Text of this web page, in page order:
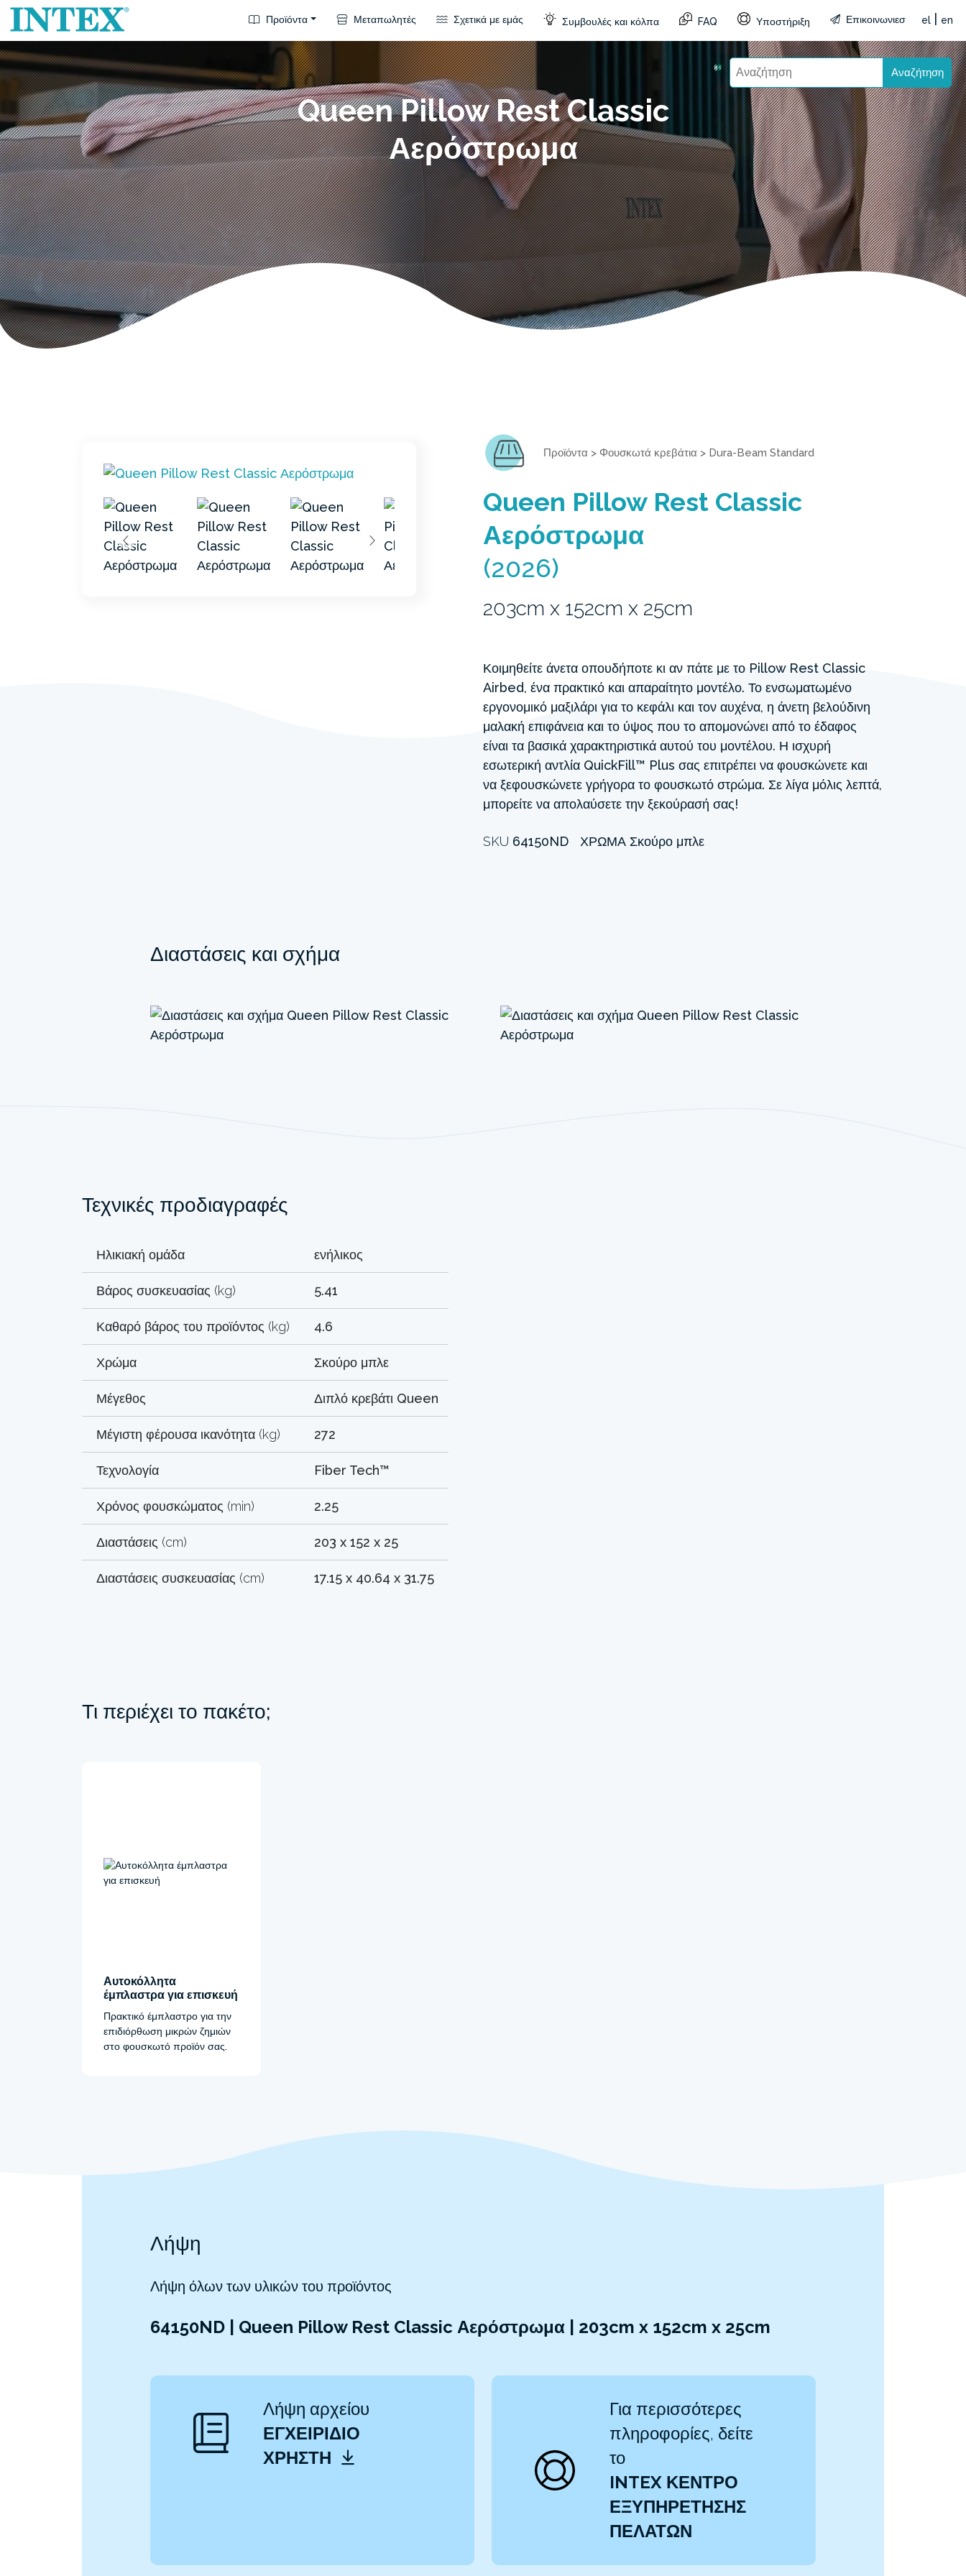
Προϊόντα Μεταπωλητές Σχετικά με εμάς Συμβουλές και κόλπα FAQ Υποστήριξη Επικοινωνιεσ el en
Αναζήτηση
Queen Pillow Rest Classic
Αερόστρωμα
Προϊόντα > Φουσκωτά κρεβάτια > Dura-Beam Standard
Queen Pillow Rest Classic
Αερόστρωμα
(2026)
203cm x 152cm x 25cm
Κοιμηθείτε άνετα οπουδήποτε κι αν πάτε με το Pillow Rest Classic
Airbed, ένα πρακτικό και απαραίτητο μοντέλο. Το ενσωματωμένο
εργονομικό μαξιλάρι για το κεφάλι και τον αυχένα, η άνετη βελούδινη
μαλακή επιφάνεια και το ύψος που το απομονώνει από το έδαφος
είναι τα βασικά χαρακτηριστικά αυτού του μοντέλου. Η ισχυρή
εσωτερική αντλία QuickFill™ Plus σας επιτρέπει να φουσκώνετε και
να ξεφουσκώνετε γρήγορα το φουσκωτό στρώμα. Σε λίγα μόλις λεπτά,
μπορείτε να απολαύσετε την ξεκούρασή σας!
SKU 64150ND ΧΡΏΜΑ Σκούρο μπλε
Διαστάσεις και σχήμα
Τεχνικές προδιαγραφές
Ηλικιακή ομάδα ενήλικος
Βάρος συσκευασίας (kg) 5.41
Καθαρό βάρος του προϊόντος (kg) 4.6
Χρώμα Σκούρο μπλε
Μέγεθος Διπλό κρεβάτι Queen
Μέγιστη φέρουσα ικανότητα (kg) 272
Τεχνολογία Fiber Tech™
Χρόνος φουσκώματος (min) 2.25
Διαστάσεις (cm) 203 x 152 x 25
Διαστάσεις συσκευασίας (cm) 17.15 x 40.64 x 31.75
Τι περιέχει το πακέτο;
Αυτοκόλλητα
έμπλαστρα για επισκευή
Πρακτικό έμπλαστρο για την
επιδιόρθωση μικρών ζημιών
στο φουσκωτό προϊόν σας.
Λήψη
Λήψη όλων των υλικών του προϊόντος
64150ND | Queen Pillow Rest Classic Αερόστρωμα | 203cm x 152cm x 25cm
Λήψη αρχείου
ΕΓΧΕΙΡΊΔΙΟ
ΧΡΉΣΤΗ
Για περισσότερες
πληροφορίες, δείτε
το
INTEX ΚΕΝΤΡΟ
ΕΞΥΠΗΡΕΤΗΣΗΣ
ΠΕΛΑΤΩΝ